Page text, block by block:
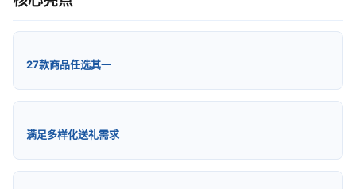
27款商品任选其一
满足多样化送礼需求